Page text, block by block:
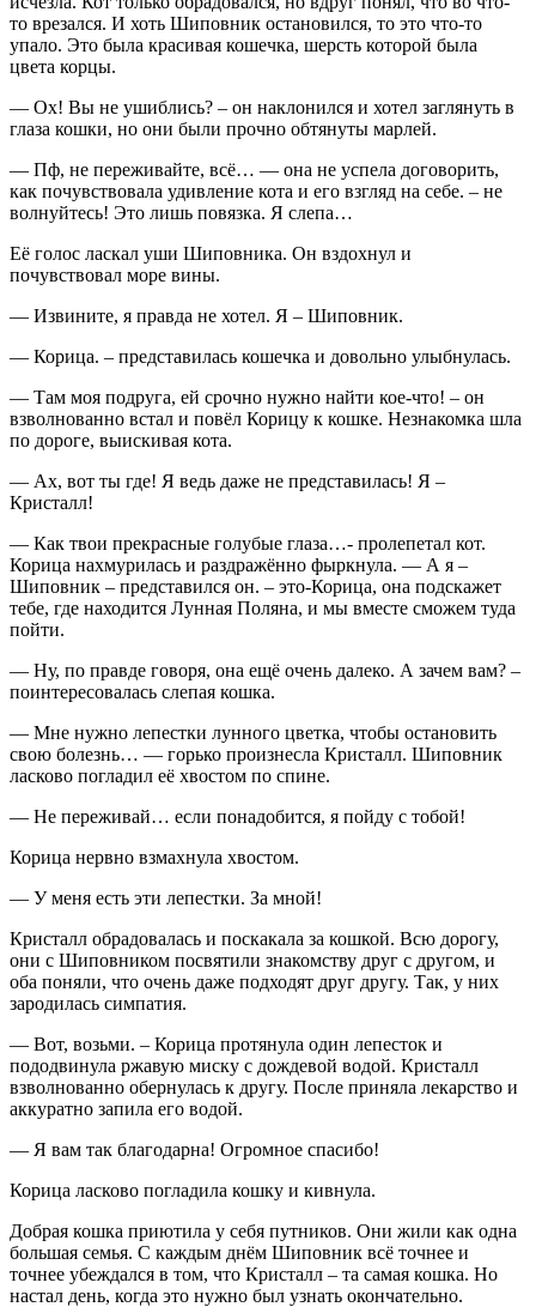
то врезался. И хоть Шиповник остановился, то это что-то
упало. Это была красивая кошечка, шерсть которой была
цвета корцы.
— Ох! Вы не ушиблись? – он наклонился и хотел заглянуть в
глаза кошки, но они были прочно обтянуты марлей.
— Пф, не переживайте, всё… — она не успела договорить,
как почувствовала удивление кота и его взгляд на себе. – не
волнуйтесь! Это лишь повязка. Я слепа…
Её голос ласкал уши Шиповника. Он вздохнул и
почувствовал море вины.
— Извините, я правда не хотел. Я – Шиповник.
— Корица. – представилась кошечка и довольно улыбнулась.
— Там моя подруга, ей срочно нужно найти кое-что! – он
взволнованно встал и повёл Корицу к кошке. Незнакомка шла
по дороге, выискивая кота.
— Ах, вот ты где! Я ведь даже не представилась! Я –
Кристалл!
— Как твои прекрасные голубые глаза…- пролепетал кот.
Корица нахмурилась и раздражённо фыркнула. — А я –
Шиповник – представился он. – это-Корица, она подскажет
тебе, где находится Лунная Поляна, и мы вместе сможем туда
пойти.
— Ну, по правде говоря, она ещё очень далеко. А зачем вам? –
поинтересовалась слепая кошка.
— Мне нужно лепестки лунного цветка, чтобы остановить
свою болезнь… — горько произнесла Кристалл. Шиповник
ласково погладил её хвостом по спине.
— Не переживай… если понадобится, я пойду с тобой!
Корица нервно взмахнула хвостом.
— У меня есть эти лепестки. За мной!
Кристалл обрадовалась и поскакала за кошкой. Всю дорогу,
они с Шиповником посвятили знакомству друг с другом, и
оба поняли, что очень даже подходят друг другу. Так, у них
зародилась симпатия.
— Вот, возьми. – Корица протянула один лепесток и
пододвинула ржавую миску с дождевой водой. Кристалл
взволнованно обернулась к другу. После приняла лекарство и
аккуратно запила его водой.
— Я вам так благодарна! Огромное спасибо!
Корица ласково погладила кошку и кивнула.
Добрая кошка приютила у себя путников. Они жили как одна
большая семья. С каждым днём Шиповник всё точнее и
точнее убеждался в том, что Кристалл – та самая кошка. Но
настал день, когда это нужно был узнать окончательно.